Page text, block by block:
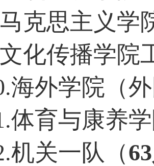
马克思主义学
文化传播学院
.海外学院（
.体育与康养
.机关一队 （